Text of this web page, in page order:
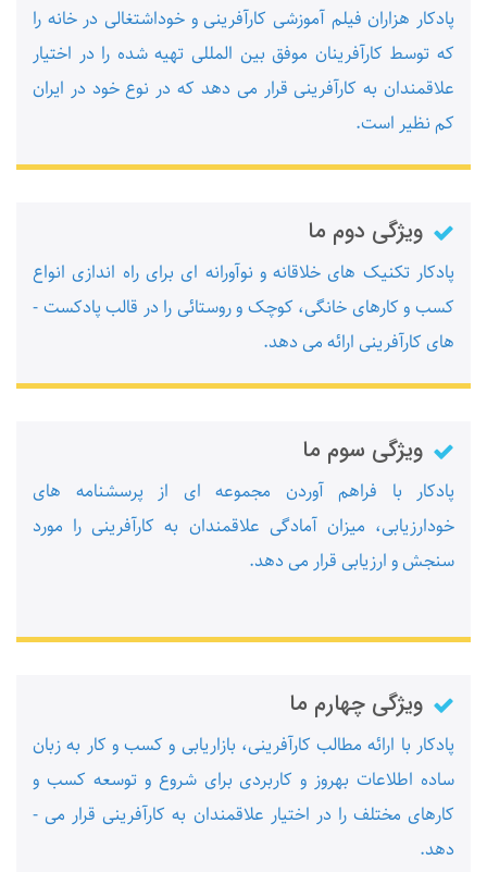
پادکار هزاران فیلم آموزشی کارآفرینی و خوداشتغالی در خانه را
که توسط کارآفرینان موفق بین ­المللی تهیه شده را در اختیار
علاقمندان به کارآفرینی قرار می ­دهد که در نوع خود در ایران
کم ­نظیر است.
ویژگی دوم ما
پادکار تکنیک ­های خلاقانه و نوآورانه ­ای برای راه­ اندازی انواع
کسب و کارهای خانگی، کوچک و روستائی را در قالب پادکست ­
های کارآفرینی ارائه می ­دهد.
ویژگی سوم ما
پادکار با فراهم ­آوردن مجموعه ­ای از پرسشنامه ­های
خودارزیابی، میزان آمادگی علاقمندان به کارآفرینی را مورد
سنجش و ارزیابی قرار می­ دهد.
ویژگی چهارم ما
پادکار با ارائه مطالب کارآفرینی، بازاریابی و کسب و کار به زبان
ساده اطلاعات به­روز و کاربردی برای شروع و توسعه کسب و
کارهای مختلف را در اختیار علاقمندان به کارآفرینی قرار می ­
دهد.